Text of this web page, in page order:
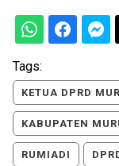
Tags:
KETUA DPRD
KABUPATEN
RUMIADI